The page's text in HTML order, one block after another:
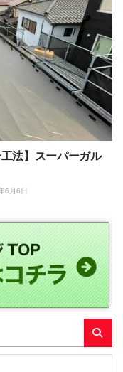
法】スーパーガル
6月6日